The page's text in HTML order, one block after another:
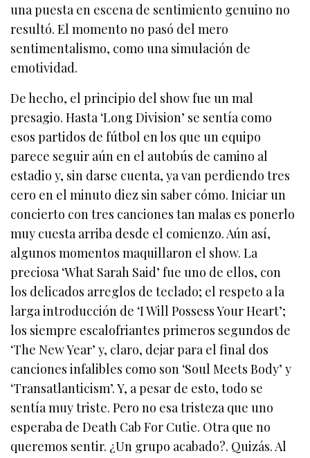
una puesta en escena de sentimiento genuino no
resultó. El momento no pasó del mero
sentimentalismo, como una simulación de
emotividad.
De hecho, el principio del show fue un mal
presagio. Hasta ‘Long Division’ se sentía como
esos partidos de fútbol en los que un equipo
parece seguir aún en el autobús de camino al
estadio y, sin darse cuenta, ya van perdiendo tres
cero en el minuto diez sin saber cómo. Iniciar un
concierto con tres canciones tan malas es ponerlo
muy cuesta arriba desde el comienzo. Aún así,
algunos momentos maquillaron el show. La
preciosa ‘What Sarah Said’ fue uno de ellos, con
los delicados arreglos de teclado; el respeto a la
larga introducción de ‘I Will Possess Your Heart’;
los siempre escalofriantes primeros segundos de
‘The New Year’ y, claro, dejar para el final dos
canciones infalibles como son ‘Soul Meets Body’ y
‘Transatlanticism’. Y, a pesar de esto, todo se
sentía muy triste. Pero no esa tristeza que uno
esperaba de Death Cab For Cutie. Otra que no
queremos sentir. ¿Un grupo acabado?. Quizás. Al